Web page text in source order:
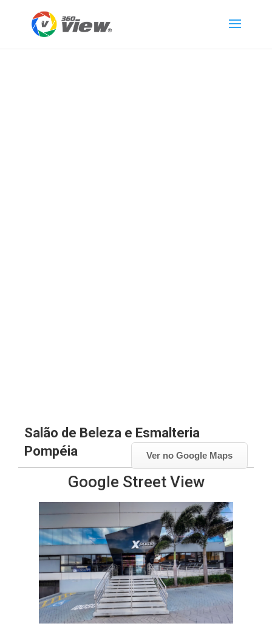
Salão de Beleza e Esmalteria
Pompéia
Ver no Google Maps
Google Street View